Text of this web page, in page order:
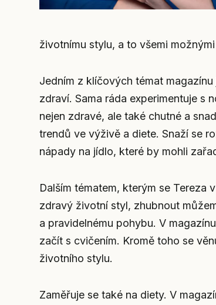
životnímu stylu, a to všemi
Jedním z klíčových témat
zdraví. Sama ráda experimentuje s
nejen zdravé, ale také chutné a
trendů ve výživě a diete. Snaží se
nápady na jídlo, které by mohli
Dalším tématem, kterým se Tereza
zdravý životní styl, zhubnout
a pravidelnému pohybu. V
začít s cvičením. Kromě toho se
životního stylu.
Zaměřuje se také na diety. V